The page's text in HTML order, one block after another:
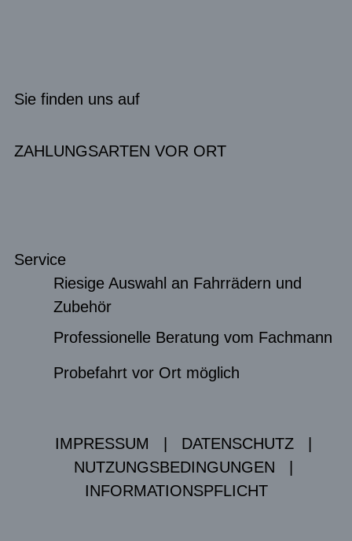
Sie finden uns auf
ZAHLUNGSARTEN VOR ORT
Service
Riesige Auswahl an Fahrrädern und
Zubehör
Professionelle Beratung vom Fachmann
Probefahrt vor Ort möglich
IMPRESSUM DATENSCHUTZ
NUTZUNGSBEDINGUNGEN
INFORMATIONSPFLICHT